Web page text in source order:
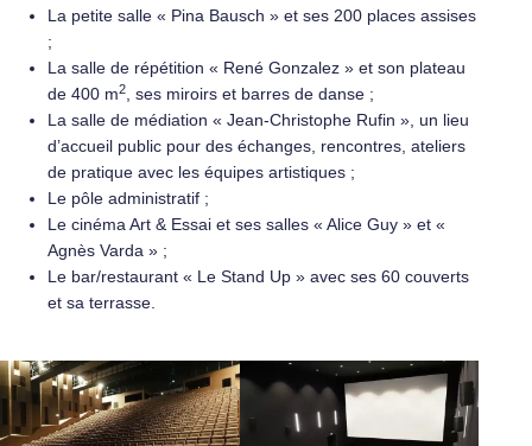
La petite salle « Pina Bausch » et ses 200 places assises
;
La salle de répétition « René Gonzalez » et son plateau
de 400 m2
, ses miroirs et barres de danse ;
La salle de médiation « Jean-Christophe Rufin », un lieu
d’accueil public pour des échanges, rencontres, ateliers
de pratique avec les équipes artistiques ;
Le pôle administratif ;
Le cinéma Art & Essai et ses salles « Alice Guy » et «
Agnès Varda » ;
Le bar/restaurant « Le Stand Up » avec ses 60 couverts
et sa terrasse.